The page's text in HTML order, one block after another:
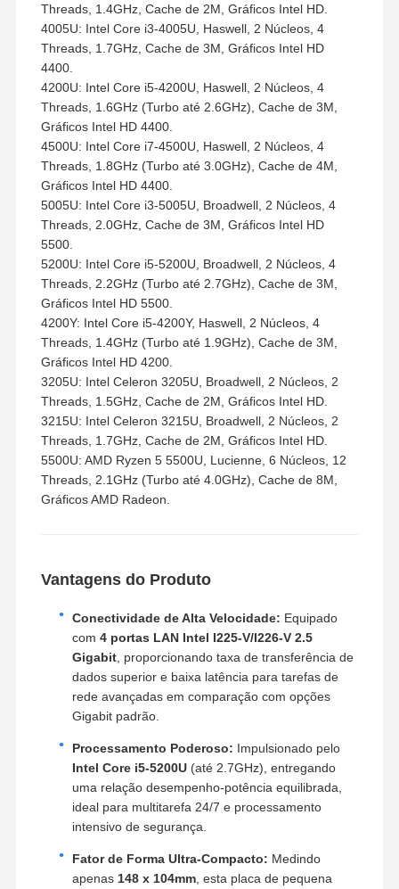
Threads, 1.4GHz, Cache de 2M, Gráficos Intel HD.
4005U: Intel Core i3-4005U, Haswell, 2 Núcleos, 4
Threads, 1.7GHz, Cache de 3M, Gráficos Intel HD
4400.
4200U: Intel Core i5-4200U, Haswell, 2 Núcleos, 4
Threads, 1.6GHz (Turbo até 2.6GHz), Cache de 3M,
Gráficos Intel HD 4400.
4500U: Intel Core i7-4500U, Haswell, 2 Núcleos, 4
Threads, 1.8GHz (Turbo até 3.0GHz), Cache de 4M,
Gráficos Intel HD 4400.
5005U: Intel Core i3-5005U, Broadwell, 2 Núcleos, 4
Threads, 2.0GHz, Cache de 3M, Gráficos Intel HD
5500.
5200U: Intel Core i5-5200U, Broadwell, 2 Núcleos, 4
Threads, 2.2GHz (Turbo até 2.7GHz), Cache de 3M,
Gráficos Intel HD 5500.
4200Y: Intel Core i5-4200Y, Haswell, 2 Núcleos, 4
Threads, 1.4GHz (Turbo até 1.9GHz), Cache de 3M,
Gráficos Intel HD 4200.
3205U: Intel Celeron 3205U, Broadwell, 2 Núcleos, 2
Threads, 1.5GHz, Cache de 2M, Gráficos Intel HD.
3215U: Intel Celeron 3215U, Broadwell, 2 Núcleos, 2
Threads, 1.7GHz, Cache de 2M, Gráficos Intel HD.
5500U: AMD Ryzen 5 5500U, Lucienne, 6 Núcleos, 12
Threads, 2.1GHz (Turbo até 4.0GHz), Cache de 8M,
Gráficos AMD Radeon.
Vantagens do Produto
Conectividade de Alta Velocidade: Equipado
com 4 portas LAN Intel I225-V/I226-V 2.5
Gigabit, proporcionando taxa de transferência de
dados superior e baixa latência para tarefas de
rede avançadas em comparação com opções
Gigabit padrão.
Processamento Poderoso: Impulsionado pelo
Intel Core i5-5200U(até 2.7GHz), entregando
uma relação desempenho-potência equilibrada,
ideal para multitarefa 24/7 e processamento
intensivo de segurança.
Fator de Forma Ultra-Compacto: Medindo
apenas 148 x 104mm, esta placa de pequena